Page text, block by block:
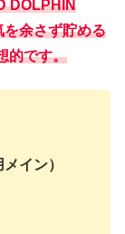
DOLPHIN
余さず貯める
的です。
イン）